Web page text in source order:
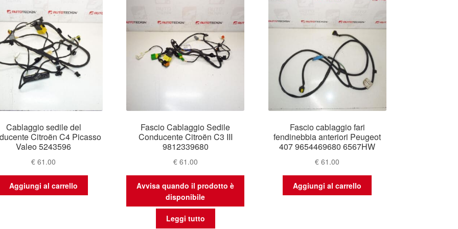
Cablaggio sedile del
Citroën C4 Picasso
Valeo 5243596
€ 61.00
Aggiungi al carrello
Fascio Cablaggio Sedile
Conducente Citroën C3 III
9812339680
€61.00
Avvisa quando il prodotto è
disponibile
Leggi tutto
Fascio cablaggio fari
fendinebbia anteriori Peugeot
407 9654469680 6567HW
€ 61.00
Aggiungi al carrello